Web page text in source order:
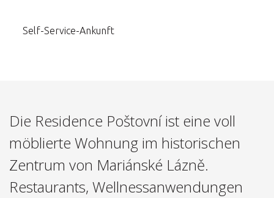
Self-Service-Ankunft
Die Residence Poštovní ist eine voll
möblierte Wohnung im historischen
Zentrum von Mariánské Lázně.
Restaurants, Wellnessanwendungen